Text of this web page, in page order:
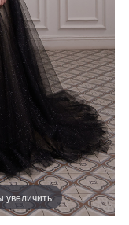
увеличить